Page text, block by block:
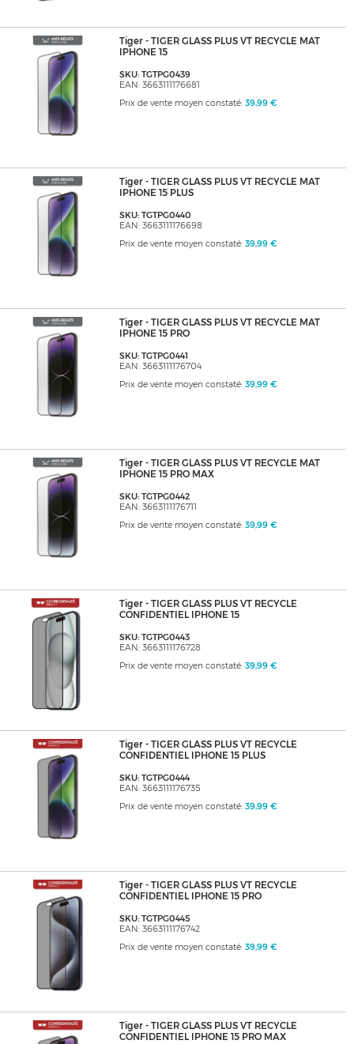
Tiger - TIGER GLASS PLUS VT RECYCLE MAT
IPHONE 15
SKU: TGTPG0439
EAN: 3663111176681
Prix de vente moyen constaté: 39,99 €
Tiger - TIGER GLASS PLUS VT RECYCLE MAT
IPHONE 15 PLUS
SKU: TGTPG0440
EAN: 3663111176698
Prix de vente moyen constaté: 39,99 €
Tiger - TIGER GLASS PLUS VT RECYCLE MAT
IPHONE 15 PRO
SKU: TGTPG0441
EAN: 3663111176704
Prix de vente moyen constaté: 39,99 €
Tiger - TIGER GLASS PLUS VT RECYCLE MAT
IPHONE 15 PRO MAX
SKU: TGTPG0442
EAN: 3663111176711
Prix de vente moyen constaté: 39,99 €
Tiger - TIGER GLASS PLUS VT RECYCLE
CONFIDENTIEL IPHONE 15
SKU: TGTPG0443
EAN: 3663111176728
Prix de vente moyen constaté: 39,99 €
Tiger - TIGER GLASS PLUS VT RECYCLE
CONFIDENTIEL IPHONE 15 PLUS
SKU: TGTPG0444
EAN: 3663111176735
Prix de vente moyen constaté: 39,99 €
Tiger - TIGER GLASS PLUS VT RECYCLE
CONFIDENTIEL IPHONE 15 PRO
SKU: TGTPG0445
EAN: 3663111176742
Prix de vente moyen constaté: 39,99 €
Tiger - TIGER GLASS PLUS VT RECYCLE
CONFIDENTIEL IPHONE 15 PRO MAX